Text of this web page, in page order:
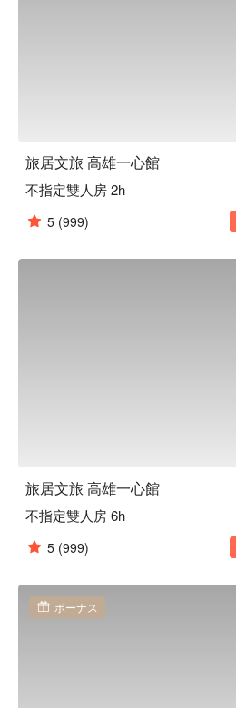
旅居文旅 高雄一心館
不指定雙人房 2h
5 (999)
旅居文旅 高雄一心館
不指定雙人房 6h
5 (999)
ボーナス